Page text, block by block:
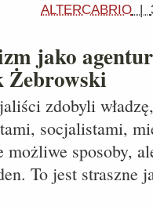
ALTERCABRIO |
jako
Żebrowski
zdobyli
socjalistami,
sposoby,
To jest straszne